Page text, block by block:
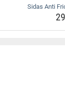
Sidas Anti